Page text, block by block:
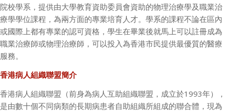
院校學系，提供由大學教育資助委員會資助的物理治療學及職業治
療學學位課程，為兩方面的專業培育人才。學系的課程不論在區內
或國際上都有專業的認可資格，學生在畢業後就馬上可以註冊成為
職業治療師或物理治療師，可以投入為香港市民提供最優質的醫療
服務。
香港病人組織聯盟簡介
香港病人組織聯盟（前身為病人互助組織聯盟，成立於1993年），
是由數十個不同病類的長期病患者自助組織所組成的聯合體，現為